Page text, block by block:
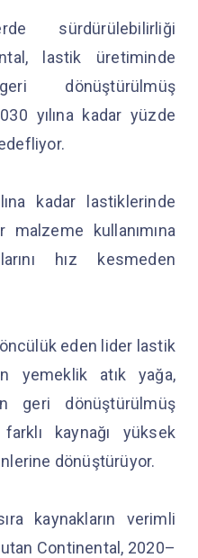
sürdürülebilirliği
lastik üretiminde
dönüştürülmüş
yılına kadar yüzde
kadar lastiklerinde
kullanımına
hız kesmeden
eden lider lastik
yemeklik atık yağa,
geri dönüştürülmüş
kaynağı yüksek
dönüştürüyor.
kaynakların verimli
Continental, 2020–